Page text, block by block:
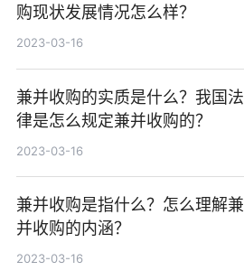
购现状发展情况怎么样？
2023-03-16
兼并收购的实质是什么？我国法
律是怎么规定兼并收购的？
2023-03-16
兼并收购是指什么？怎么理解兼
并收购的内涵？
2023-03-16